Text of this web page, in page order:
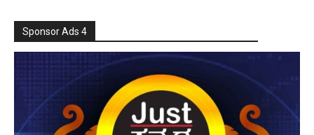
Sponsor Ads 4